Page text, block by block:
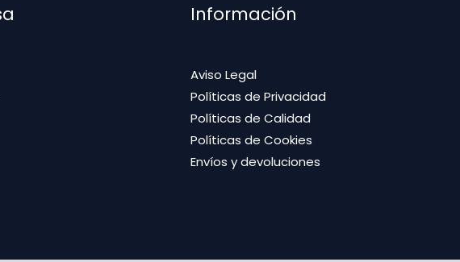
Información
Aviso Legal
Políticas de Privacidad
Políticas de Calidad
Políticas de Cookies
Envíos y devoluciones